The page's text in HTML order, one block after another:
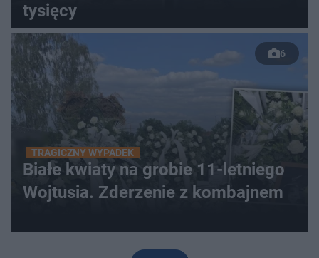
tysięcy
6
TRAGICZNY WYPADEK
Białe kwiaty na grobie 11-letniego
Wojtusia. Zderzenie z kombajnem